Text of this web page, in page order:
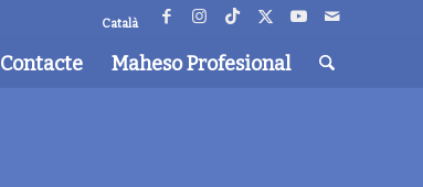
Català
Contacte Maheso Profesional